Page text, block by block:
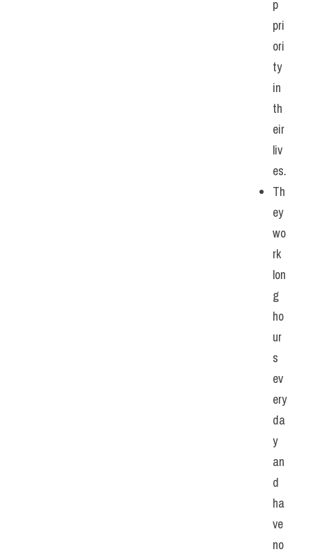
p
pri
ori
ty
in
th
eir
liv
es.
Th
ey
wo
rk
lon
g
ho
ur
s
ev
ery
da
y
an
d
ha
ve
no